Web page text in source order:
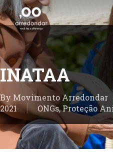
Skip
to
main
content
INATAA
By Movimento Arredondar
2021
ONGs,Proteção